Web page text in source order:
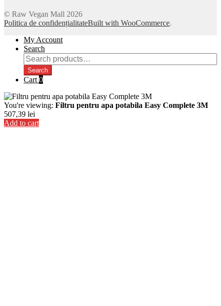
© Raw Vegan Mall 2026
Politica de confidențialitateBuilt with WooCommerce.
My Account
Search
Search
for:
Search
Cart 0
You're viewing: Filtru pentru apa potabila Easy Complete 3M
507,39 lei
Add to cart